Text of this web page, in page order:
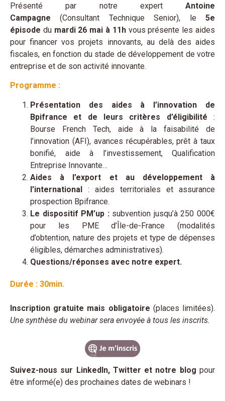
Présenté par notre expert Antoine
Campagne (Consultant Technique Senior), le 5e
épisode du mardi 26 mai à 11hvous présente les aides
pour financer vos projets innovants, au delà des aides
fiscales, en fonction du stade de développement de votre
entreprise et de son activité innovante.
Programme :
Présentation des aides à l’innovation de
Bpifrance et de leurs critères d’éligibilité :
Bourse French Tech, aide à la faisabilité de
l’innovation (AFI), avances récupérables, prêt à taux
bonifié, aide à l’investissement, Qualification
Entreprise Innovante…
Aides à l’export et au développement à
l’international : aides territoriales et assurance
prospection Bpifrance.
Le dispositif PM’up : subvention jusqu’à 250 000€
pour les PME d’Île-de-France (modalités
d’obtention, nature des projets et type de dépenses
éligibles, démarches administratives).
Questions/réponses avec notre expert.
Durée : 30min.
Inscription gratuite mais obligatoire (places limitées).
Une synthèse du webinar sera envoyée à tous les inscrits.
Suivez-nous sur LinkedIn, Twitter et notre blog pour
être informé(e) des prochaines dates de webinars !